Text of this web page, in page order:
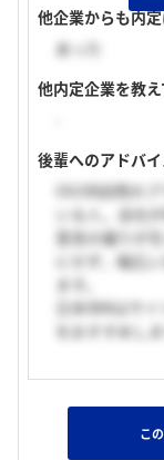
他企業からも内
あった
他内定企業を教
後輩へのアドバ
OGOB訪問の
いる人，会社
意見の偏りが
にせず，幅広
ます。
日本IBMはサ
をおすすめしま
こ